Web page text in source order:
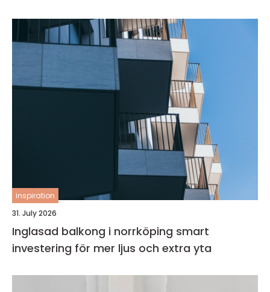
inspiration
31. July 2026
Inglasad balkong i norrköping smart
investering för mer ljus och extra yta